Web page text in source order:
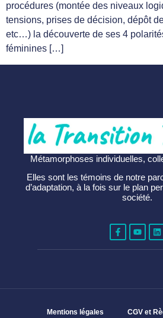
procédures (montée des niveaux
tensions, prises de décision, dépôt
etc…) la découverte de ses 4
féminines […]
Métamorphoses individuelles,
Elles sont les témoins de notre
d’adaptation, à la fois sur le plan
société.
Mentions légales CGV et